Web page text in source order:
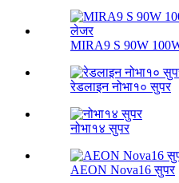
MIRA9 S 90W
रेडलाइन नोभा१० सुपर
नोभा१४ सुपर
AEON Nova16 सुपर